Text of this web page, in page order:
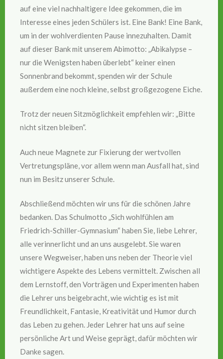
auf eine viel nachhaltigere Idee gekommen, die im
Interesse eines jeden Schülers ist. Eine Bank! Eine Bank,
um in der wohlverdienten Pause innezuhalten. Damit
auf dieser Bank mit unserem Abimotto: „Abikalypse –
nur die Wenigsten haben überlebt“ keiner einen
Sonnenbrand bekommt, spenden wir der Schule
außerdem eine noch kleine, selbst großgezogene Eiche.
Trotz der neuen Sitzmöglichkeit empfehlen wir: „Bitte
nicht sitzen bleiben“.
Auch neue Magnete zur Fixierung der wertvollen
Vertretungspläne, vor allem wenn man Ausfall hat, sind
nun im Besitz unserer Schule.
Abschließend möchten wir uns für die schönen Jahre
bedanken. Das Schulmotto „Sich wohlfühlen am
Friedrich-Schiller-Gymnasium“ haben Sie, liebe Lehrer,
alle verinnerlicht und an uns ausgelebt. Sie waren
unsere Wegweiser, haben uns neben der Theorie viel
wichtigere Aspekte des Lebens vermittelt. Zwischen all
dem Lernstoff, den Vorträgen und Experimenten haben
die Lehrer uns beigebracht, wie wichtig es ist mit
Freundlichkeit, Fantasie, Kreativität und Humor durch
das Leben zu gehen. Jeder Lehrer hat uns auf seine
persönliche Art und Weise geprägt, dafür möchten wir
Danke sagen.